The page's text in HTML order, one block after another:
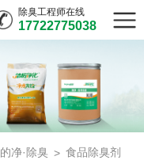
除臭工程师在线
17722775038
的净·除臭 食品除臭剂